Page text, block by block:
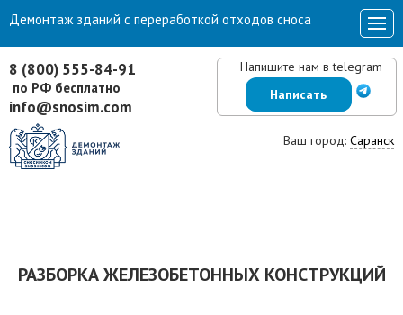
8 (800) 555-84-91
по РФ бесплатно
info@snosim.com
Напишите нам в telegram
Написать
Ваш город: Саранск
Демонтаж зданий с переработкой отходов сноса
РАЗБОРКА ЖЕЛЕЗОБЕТОННЫХ КОНСТРУКЦИЙ